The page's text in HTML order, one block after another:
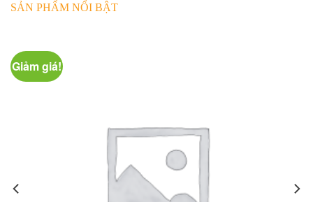
SẢN PHẨM NỔI BẬT